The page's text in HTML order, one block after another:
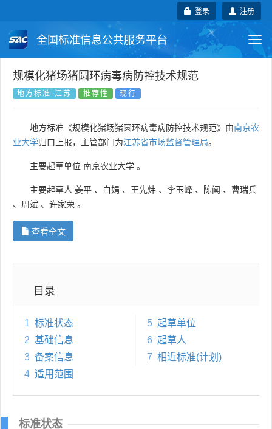
注册
登录
全国标准信息公共服务平台
国家标准 行业标准
国外标准 技术委员会
规模化猪场猪圆环病毒病防控技术规范
地方标准-江苏 推荐性 现行
地方标准《规模化猪场猪圆环病毒病防控技术规范》由南京农
业大学归口上报，主管部门为江苏省市场监督管理局。
主要起草单位 南京农业大学 。
主要起草人 姜平 、 白娟 、 王先炜 、 李玉峰 、 陈闻 、 曹瑞兵
、 周斌 、 许家荣 。
查看全文
目录
1 标准状态
2 基础信息
3 备案信息
4 适用范围
5 起草单位
6 起草人
7 相近标准(计划)
标准状态